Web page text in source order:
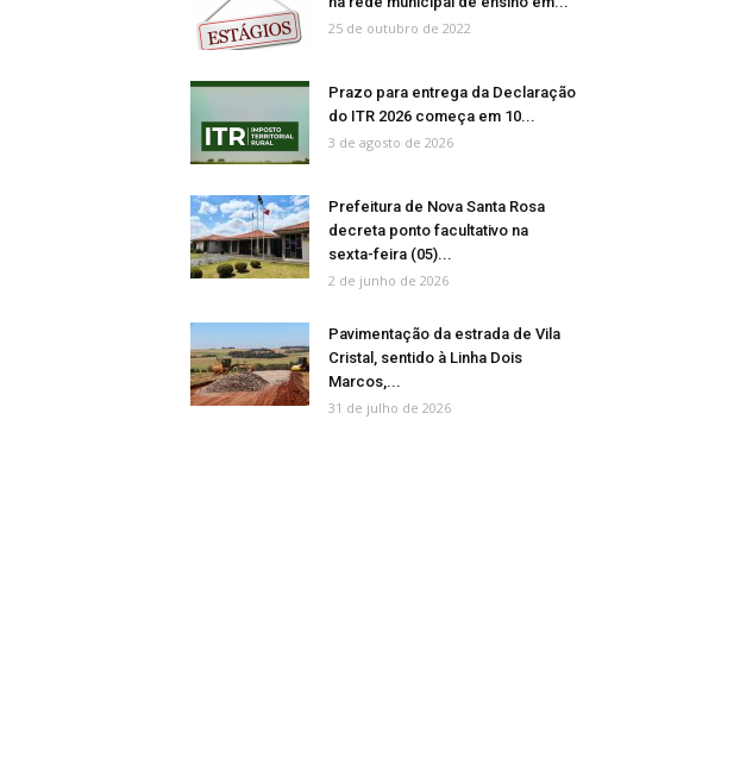
25 de outubro de 2022
Prazo para entrega da Declaração
do ITR 2026 começa em 10...
3 de agosto de 2026
Prefeitura de Nova Santa Rosa
decreta ponto facultativo na
sexta-feira (05)...
2 de junho de 2026
Pavimentação da estrada de Vila
Cristal, sentido à Linha Dois
Marcos,...
31 de julho de 2026